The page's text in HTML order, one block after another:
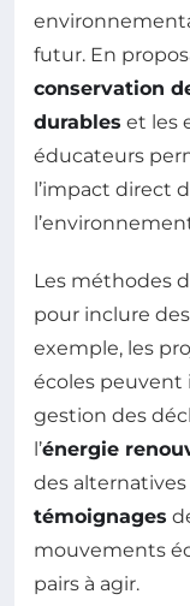
futur. En
conservation
durables et les
éducateurs
l’impact direct
Les méthodes
pour inclure
exemple, les
écoles peuvent
gestion des
l’énergie
des alternatives
témoignages
mouvements
pairs à agir.